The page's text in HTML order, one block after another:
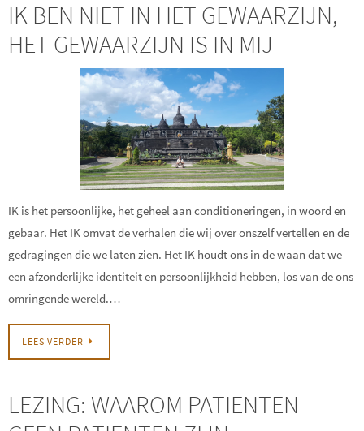
IK BEN NIET IN HET GEWAARZIJN,
HET GEWAARZIJN IS IN MIJ
IK is het persoonlijke, het geheel aan conditioneringen, in woord en
gebaar. Het IK omvat de verhalen die wij over onszelf vertellen en de
gedragingen die we laten zien. Het IK houdt ons in de waan dat we
een afzonderlijke identiteit en persoonlijkheid hebben, los van de ons
omringende wereld.…
LEES VERDER
LEZING: WAAROM PATIENTEN